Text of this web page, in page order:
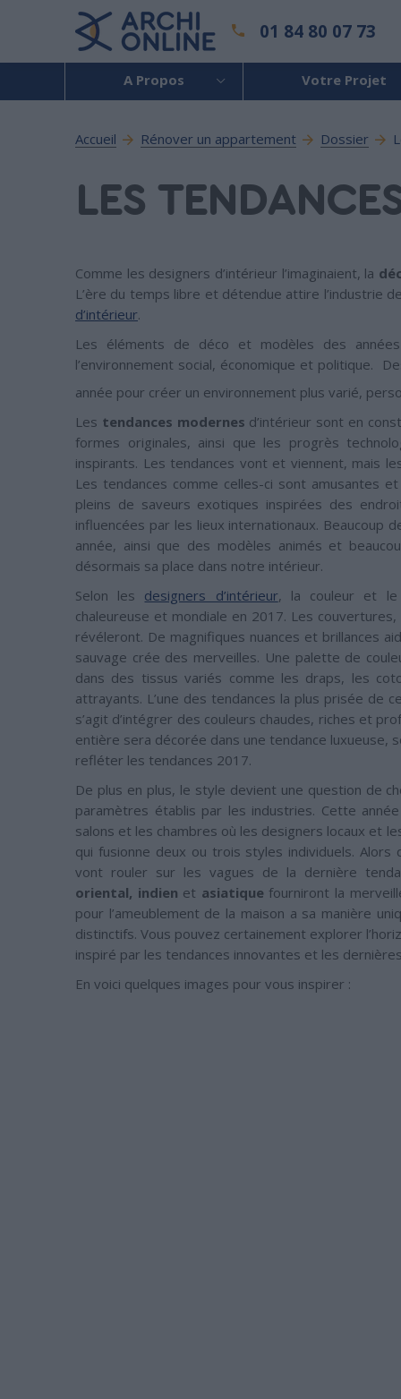
01 84 80 07 73
A Propos Votre Projet
Accueil Rénover un appartement Dossier
LES
Comme les designers d’intérieur l’imaginaient, la
L’ère du temps libre et détendue attire l’industrie
d’intérieur.
Les éléments de déco et modèles des
l’environnement social, économique et politique.
année pour créer un environnement plus varié,
Les tendances modernes d’intérieur sont en
formes originales, ainsi que les progrès
inspirants. Les tendances vont et viennent, mais
Les tendances comme celles-ci sont amusantes
pleins de saveurs exotiques inspirées des
influencées par les lieux internationaux. Beaucoup
année, ainsi que des modèles animés et
désormais sa place dans notre intérieur.
Selon les designers d’intérieur, la couleur et le
chaleureuse et mondiale en 2017. Les
révéleront. De magnifiques nuances et brillances
sauvage crée des merveilles. Une palette de
dans des tissus variés comme les draps, les
attrayants. L’une des tendances la plus prisée de
s’agit d’intégrer des couleurs chaudes, riches et
entière sera décorée dans une tendance luxueuse,
refléter les tendances 2017.
De plus en plus, le style devient une question de
paramètres établis par les industries. Cette
salons et les chambres où les designers locaux et
qui fusionne deux ou trois styles individuels.
vont rouler sur les vagues de la dernière
oriental, indien et asiatique fourniront la
pour l’ameublement de la maison a sa manière
distinctifs. Vous pouvez certainement explorer
inspiré par les tendances innovantes et les
En voici quelques images pour vous inspirer :